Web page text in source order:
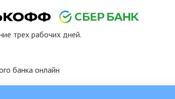
трех рабочих дней.
банка онлайн